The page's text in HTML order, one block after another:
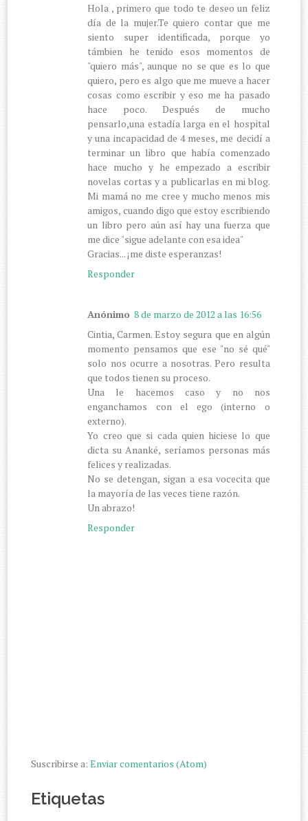
Hola , primero que todo te deseo un feliz
día de la mujer.Te quiero contar que me
siento super identificada, porque yo
támbien he tenido esos momentos de
"quiero más", aunque no se que es lo que
quiero, pero es algo que me mueve a hacer
cosas como escribir y eso me ha pasado
hace poco. Después de mucho
pensarlo,una estadía larga en el hospital
y una incapacidad de 4 meses, me decidí a
terminar un libro que había comenzado
hace mucho y he empezado a escribir
novelas cortas y a publicarlas en mi blog.
Mi mamá no me cree y mucho menos mis
amigos, cuando digo que estoy escribiendo
un libro pero aún así hay una fuerza que
me dice "sigue adelante con esa idea"
Gracias... ¡me diste esperanzas!
Responder
Anónimo 8 de marzo de 2012 a las 16:56
Cintia, Carmen. Estoy segura que en algún
momento pensamos que ese "no sé qué"
solo nos ocurre a nosotras. Pero resulta
que todos tienen su proceso.
Una le hacemos caso y no nos
enganchamos con el ego (interno o
externo).
Yo creo que si cada quien hiciese lo que
dicta su Ananké, seríamos personas más
felices y realizadas.
No se detengan, sigan a esa vocecita que
la mayoría de las veces tiene razón.
Un abrazo!
Responder
Suscribirse a:Enviar comentarios (Atom)
Etiquetas